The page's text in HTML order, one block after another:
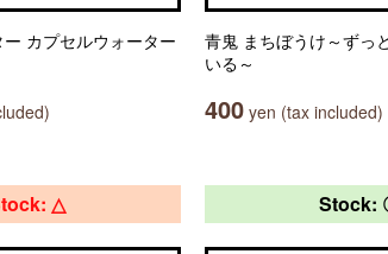
カプセルウォーター
青鬼 まちぼうけ～ずっ
いる～
400 yen (tax included)
△ Stock: